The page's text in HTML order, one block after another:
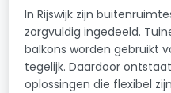
In Rijswijk zijn
zorgvuldig ingedeeld.
balkons worden gebruikt
tegelijk. Daardoor
oplossingen die flexibel